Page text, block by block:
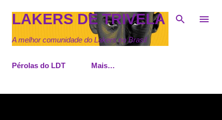
Pular para o conteúdo principal
LAKERS DE TRIVELA
A melhor comunidade do Lakers no Brasil
Pérolas do LDT Mais…